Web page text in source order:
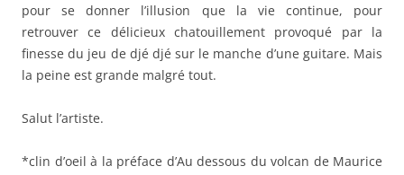
pour se donner l’illusion que la vie continue, pour
retrouver ce délicieux chatouillement provoqué par la
finesse du jeu de djé djé sur le manche d’une guitare. Mais
la peine est grande malgré tout.
Salut l’artiste.
*clin d’oeil à la préface d’Au dessous du volcan de Maurice